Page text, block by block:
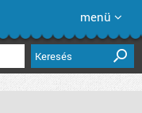
menü
Keresés